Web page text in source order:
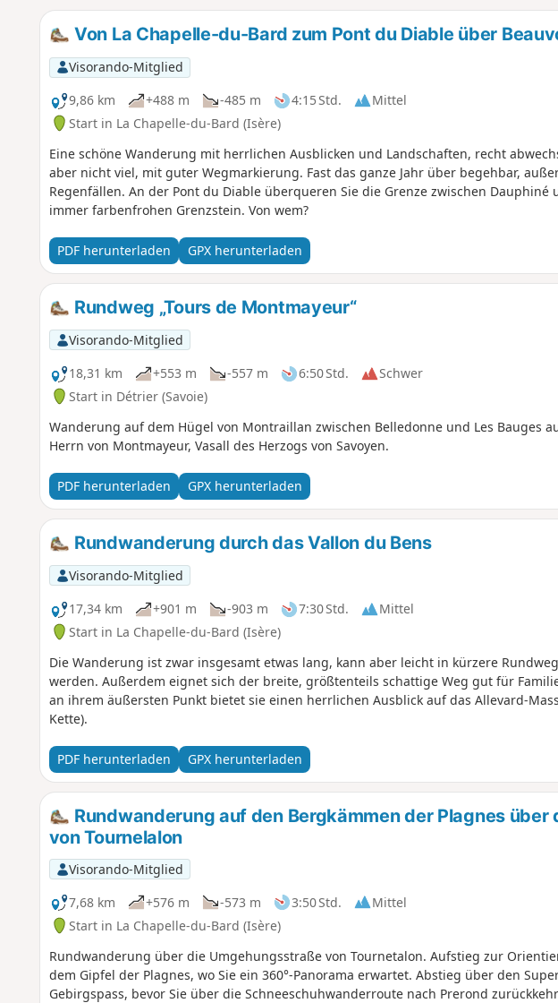
Von La Chapelle-du-Bard zum Pont du Diable über
Visorando-Mitglied
9,86 km
+488 m -485 m 4:15 Std.
Mittel
Start in La Chapelle-du-Bard (Isère)
Eine schöne Wanderung mit herrlichen Ausblicken und Landschaften, recht
aber nicht viel, mit guter Wegmarkierung. Fast das ganze Jahr über begehbar,
Regenfällen. An der Pont du Diable überqueren Sie die Grenze zwischen Dauphiné
immer farbenfrohen Grenzstein. Von wem?
PDF herunterladen GPX herunterladen
Rundweg „Tours de Montmayeur“
Visorando-Mitglied
18,31 km
+553 m -557 m 6:50 Std.
Schwer
Start in Détrier (Savoie)
Wanderung auf dem Hügel von Montraillan zwischen Belledonne und Les Bauges
Herrn von Montmayeur, Vasall des Herzogs von Savoyen.
PDF herunterladen GPX herunterladen
Rundwanderung durch das Vallon du Bens
Visorando-Mitglied
17,34 km
+901 m -903 m 7:30 Std.
Mittel
Start in La Chapelle-du-Bard (Isère)
Die Wanderung ist zwar insgesamt etwas lang, kann aber leicht in kürzere
werden. Außerdem eignet sich der breite, größtenteils schattige Weg gut für
an ihrem äußersten Punkt bietet sie einen herrlichen Ausblick auf das Allevard-
Kette).
PDF herunterladen GPX herunterladen
Rundwanderung auf den Bergkämmen der Plagnes
von Tournelalon
Visorando-Mitglied
7,68 km
+576 m -573 m 3:50 Std.
Mittel
Start in La Chapelle-du-Bard (Isère)
Rundwanderung über die Umgehungsstraße von Tournetalon. Aufstieg zur
dem Gipfel der Plagnes, wo Sie ein 360°-Panorama erwartet. Abstieg über den
Gebirgspass, bevor Sie über die Schneeschuhwanderroute nach Prerond